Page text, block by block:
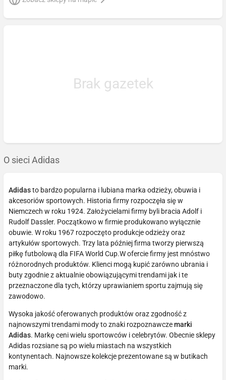
Brak gazetek
O sieci Adidas
Adidasto bardzo popularna i lubiana marka odzieży, obuwia i
akcesoriów sportowych. Historia firmy rozpoczęła się w
Niemczech w roku 1924. Założycielami firmy byli bracia Adolf i
Rudolf Dassler. Początkowo w firmie produkowano wyłącznie
obuwie. W roku 1967 rozpoczęto produkcje odzieży oraz
artykułów sportowych. Trzy lata później firma tworzy pierwszą
piłkę futbolową dla FIFA World Cup.W ofercie firmy jest mnóstwo
różnorodnych produktów. Klienci mogą kupić zarówno ubrania i
buty zgodnie z aktualnie obowiązującymi trendami jak i te
przeznaczone dla tych, którzy uprawianiem sportu zajmują się
zawodowo.
Wysoka jakość oferowanych produktów oraz zgodność z
najnowszymi trendami mody to znaki rozpoznawczemarki
Adidas. Markę ceni wielu sportowców i celebrytów. Obecnie sklepy
Adidas rozsiane są po wielu miastach na wszystkich
kontynentach. Najnowsze kolekcje prezentowane są w butikach
marki.